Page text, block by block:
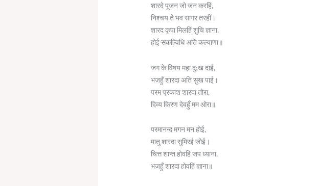
शारदे पूजन जो जन करहिं,
निश्चय ते भव सागर तरहीं।
शारद कृपा मिलहिं शुचि ज्ञाना,
होई सकल्विधि अति कल्याणा॥
जग के विषय महा दु:ख दाई,
भजहुँ शारदा अति सुख पाई।
परम प्रकाश शारदा तोरा,
दिव्य किरण देवहुँ मम ओरा॥
परमानन्द मगन मन होई,
मातु शारदा सुमिरई जोई।
चित्त शान्त होवहिं जप ध्याना,
भजहुँ शारदा होवहिं ज्ञाना॥